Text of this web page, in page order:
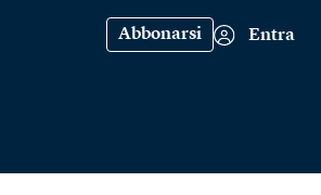
Abbonarsi Entra